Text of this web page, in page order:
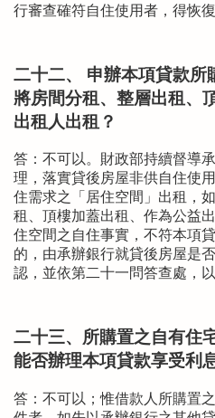
行審查確符自住使用者，得恢復
二十二、 申辦本項貸款所
將房間分租、整層出租、
出租人出租？
答：不可以。財政部持續督導
理，落實貸後房屋非供自住使
住需求之「居住空間」出租，
租、頂樓加蓋出租、作為公益
住空間之自住事實，不符本項
的，由承辦銀行就貸後房屋是
認，並依第二十一問答查處，
二十三、所購置之自有住
能否辦理本項貸款享受利
答：不可以；惟借款人所購置